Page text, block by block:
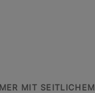
MIT SEITLICHEM